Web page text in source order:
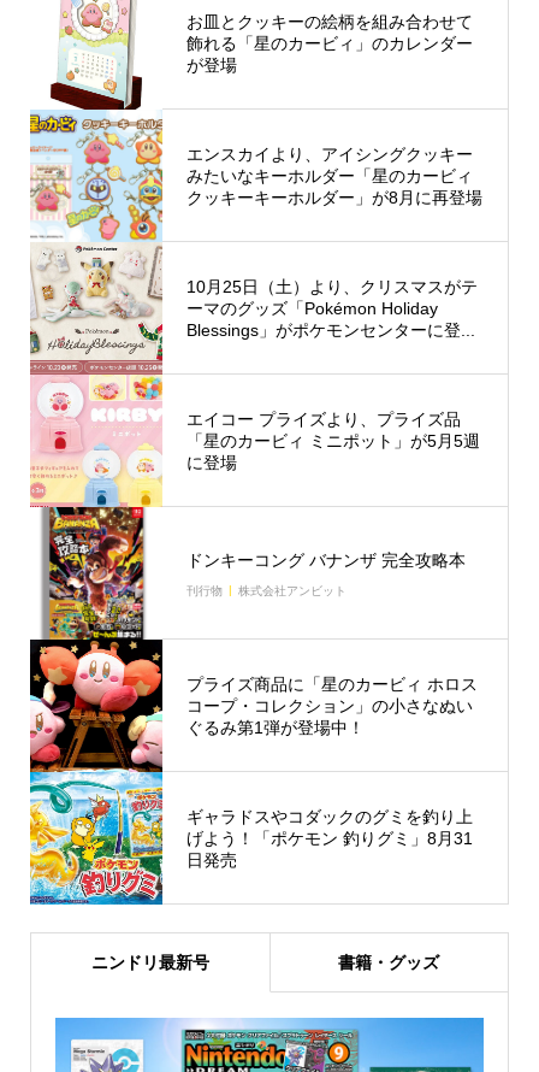
お皿とクッキーの絵柄を組み合わせて
飾れる「星のカービィ」のカレンダー
が登場
エンスカイより、アイシングクッキー
みたいなキーホルダー「星のカービィ
クッキーキーホルダー」が8月に再登場
10月25日（土）より、クリスマスがテ
ーマのグッズ「Pokémon Holiday
Blessings」がポケモンセンターに登...
エイコー プライズより、プライズ品
「星のカービィ ミニポット」が5月5週
に登場
ドンキーコング バナンザ 完全攻略本
刊行物 株式会社アンビット
プライズ商品に「星のカービィ ホロス
コープ・コレクション」の小さなぬい
ぐるみ第1弾が登場中！
ギャラドスやコダックのグミを釣り上
げよう！「ポケモン 釣りグミ」8月31
日発売
ニンドリ最新号 書籍・グッズ